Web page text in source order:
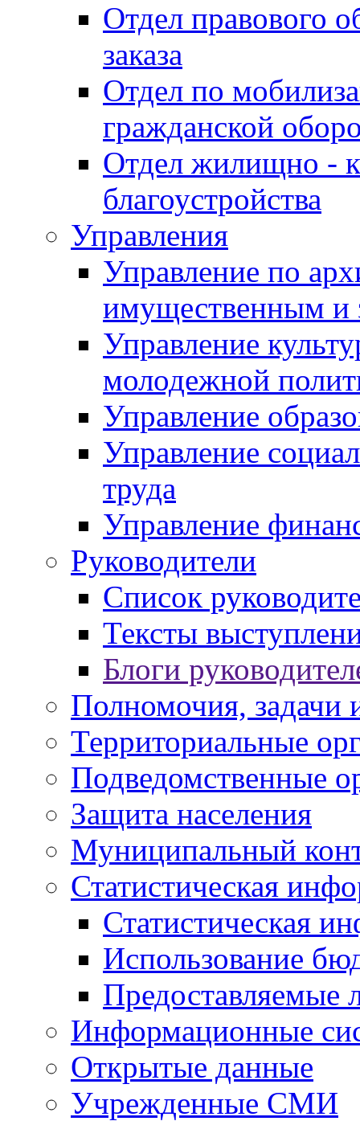
Отдел правового
заказа
Отдел по
гражданской
Отдел жилищно -
благоустройства
Управления
Управление по
имущественным и
Управление
молодежной
Управление
Управление
труда
Управление
Руководители
Список
Тексты
Блоги
Полномочия, задачи
Территориальные
Подведомственные
Защита населения
Муниципальный
Статистическая
Статистическая
Использование
Предоставляемые
Информационные
Открытые данные
Учрежденные СМИ